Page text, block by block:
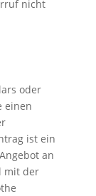
nicht
oder
einen
ist ein
an
mit der